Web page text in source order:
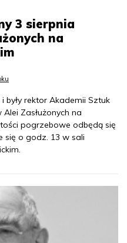
3 sierpnia
na
były rektor Akademii Sztuk
Zasłużonych na
pogrzebowe odbędą się
się o godz. 13 w sali